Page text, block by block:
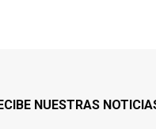
NUESTRAS